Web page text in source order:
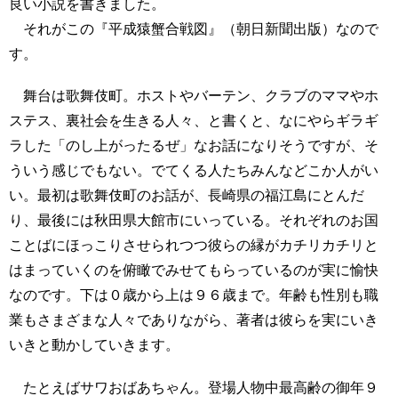
良い小説を書きました。
それがこの『平成猿蟹合戦図』（朝日新聞出版）なので
す。
舞台は歌舞伎町。ホストやバーテン、クラブのママやホ
ステス、裏社会を生きる人々、と書くと、なにやらギラギ
ラした「のし上がったるぜ」なお話になりそうですが、そ
ういう感じでもない。でてくる人たちみんなどこか人がい
い。最初は歌舞伎町のお話が、長崎県の福江島にとんだ
り、最後には秋田県大館市にいっている。それぞれのお国
ことばにほっこりさせられつつ彼らの縁がカチリカチリと
はまっていくのを俯瞰でみせてもらっているのが実に愉快
なのです。下は０歳から上は９６歳まで。年齢も性別も職
業もさまざまな人々でありながら、著者は彼らを実にいき
いきと動かしていきます。
たとえばサワおばあちゃん。登場人物中最高齢の御年９